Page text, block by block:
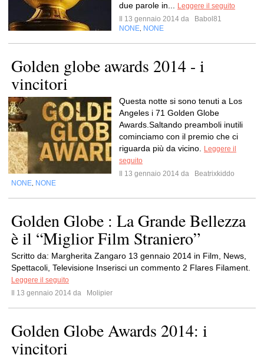
due parole in...
Leggere il seguito
Il 13 gennaio 2014 da
Babol81
NONE NONE
Golden globe awards 2014 - i
vincitori
Questa notte si sono tenuti a Los
Angeles i 71 Golden Globe
Awards.Saltando preamboli inutili
cominciamo con il premio che ci
riguarda più da vicino.
Leggere il
seguito
Il 13 gennaio 2014 da
Beatrixkiddo
NONE NONE
Golden Globe : La Grande Bellezza
è il “Miglior Film Straniero”
Scritto da: Margherita Zangaro 13 gennaio 2014 in Film, News,
Spettacoli, Televisione Inserisci un commento 2 Flares Filament.
Leggere il seguito
Il 13 gennaio 2014 da
Molipier
Golden Globe Awards 2014: i
vincitori